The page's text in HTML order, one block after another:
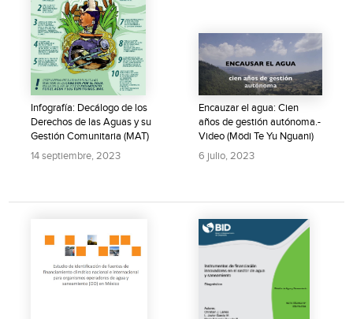
Infografía: Decálogo de los
Derechos de las Aguas y su
Gestión Comunitaria (MAT)
14 septiembre, 2023
Encauzar el agua: Cien
años de gestión autónoma.-
Video (Mödi Te Yu Nguani)
6 julio, 2023